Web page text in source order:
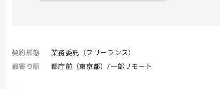
契約形態
業務委託（フリーランス）
最寄り駅
都庁前（東京都）/一部リモート